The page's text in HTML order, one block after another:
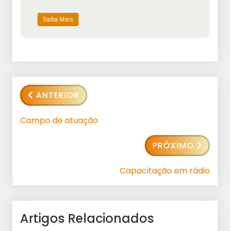
Saiba Mais
ANTERIOR
Campo de atuação
PRÓXIMO
Capacitação em rádio
Artigos Relacionados